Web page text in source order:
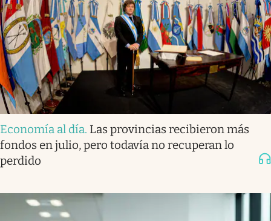
Economía al día. Las provincias recibieron más
fondos en julio, pero todavía no recuperan lo
perdido